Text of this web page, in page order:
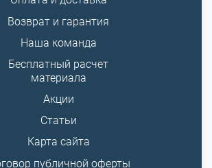
Возврат и гарантия
Наша команда
Бесплатный расчет
материала
Акции
Статьи
Карта сайта
публичной оферты